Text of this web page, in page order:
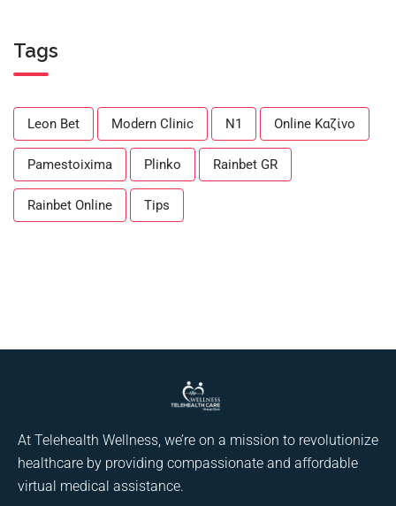
Tags
Leon Bet Modern Clinic N1 Online Καζίνο
Pamestoixima Plinko Rainbet GR
Rainbet Online Tips
At Telehealth Wellness, we’re on a mission to revolutionize
healthcare by providing compassionate and affordable
virtual medical assistance.